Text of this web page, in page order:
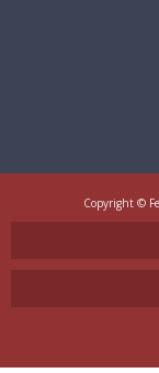
Copyright ©